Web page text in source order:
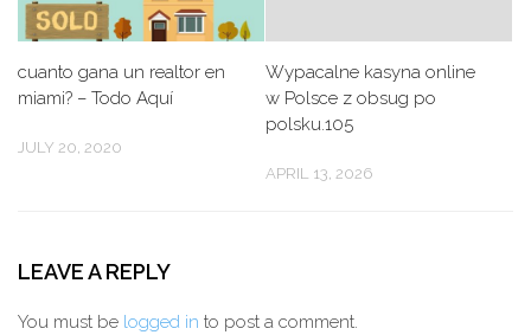
cuanto gana un realtor en
miami? – Todo Aquí
JULY 20, 2020
Wypacalne kasyna online
w Polsce z obsug po
polsku.105
APRIL 13, 2026
LEAVE A REPLY
You must be logged in to post a comment.